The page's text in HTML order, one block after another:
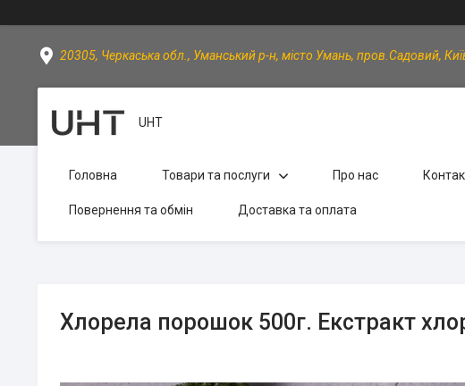
20305, Черкаська обл., Уманський р-н, місто Умань, пров.Садовий,
UHT
Головна Товари та послуги Про нас
Повернення та обмін Доставка та оплата
Хлорела порошок 500г. Екстракт